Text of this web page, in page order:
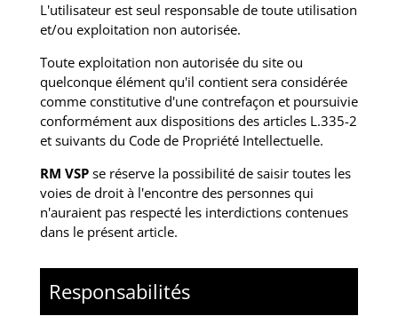
L'utilisateur est seul responsable de toute utilisation
et/ou exploitation non autorisée.
Toute exploitation non autorisée du site ou
quelconque élément qu'il contient sera considérée
comme constitutive d'une contrefaçon et poursuivie
conformément aux dispositions des articles L.335-2
et suivants du Code de Propriété Intellectuelle.
RM VSP se réserve la possibilité de saisir toutes les
voies de droit à l'encontre des personnes qui
n'auraient pas respecté les interdictions contenues
dans le présent article.
Responsabilités